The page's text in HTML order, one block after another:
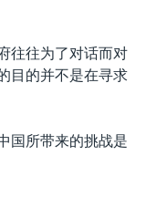
往往为了对话而对
目的并不是在寻求
国所带来的挑战是